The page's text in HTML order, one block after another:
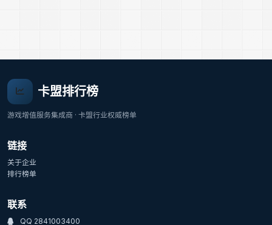
卡盟排行榜
游戏增值服务集成商 · 卡盟行业权威榜单
链接
关于企业
排行榜单
联系
QQ 2841003400